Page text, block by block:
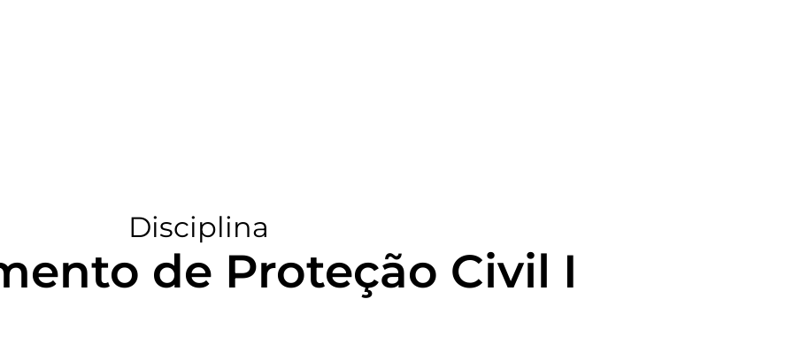
Disciplina
de Proteção Civil I